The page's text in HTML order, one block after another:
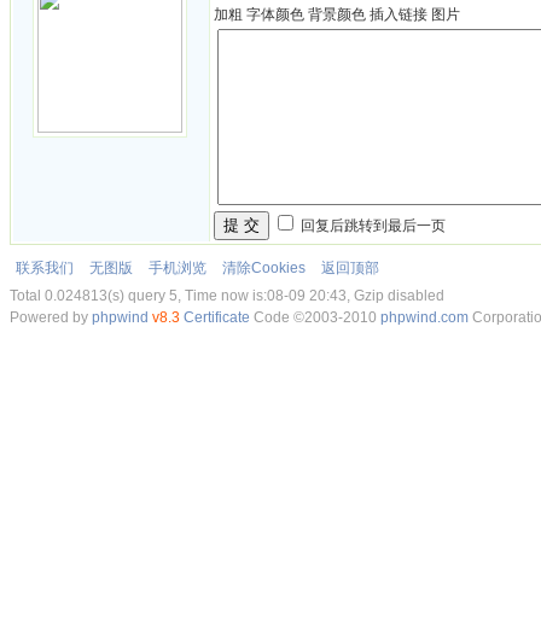
加粗 字体颜色 背景颜色 插入链接 图片
提 交 回复后跳转到最后一页
联系我们 无图版 手机浏览 清除Cookies
返回顶部
Total 0.024813(s) query 5, Time now is:08-09 20:43, Gzip disabled
Powered by phpwind v8.3 Certificate Code ©2003-2010 phpwind.com